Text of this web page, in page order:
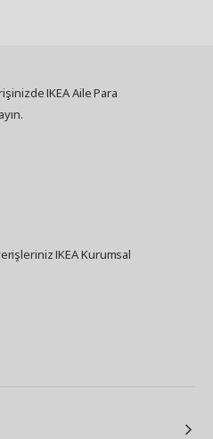
IKEA Aile Para
IKEA Kurumsal